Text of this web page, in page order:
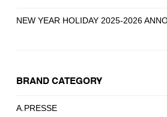
NEW YEAR HOLIDAY 2025-2026
BRAND CATEGORY
A.PRESSE